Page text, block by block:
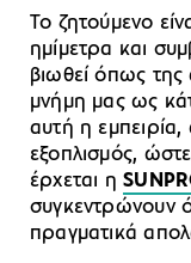
Το ζητούμενο
ημίμετρα και
βιωθεί όπως της
μνήμη μας ως
αυτή η εμπειρία,
εξοπλισμός,
έρχεται η
συγκεντρώνουν
πραγματικά